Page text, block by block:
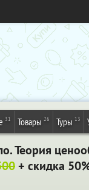
31 Товары 26 Туры 13
Теория
+ скидка